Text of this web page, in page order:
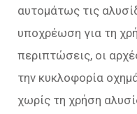
αυτομάτως τις
υποχρέωση για τη
περιπτώσεις, οι
την κυκλοφορία
χωρίς τη χρήση